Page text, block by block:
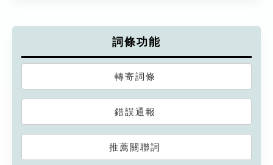
詞條功能
轉寄詞條
錯誤通報
推薦關聯詞